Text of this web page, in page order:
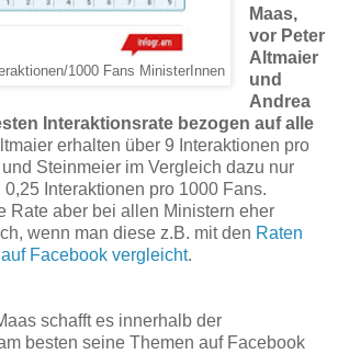
1000 Fans MinisterInnen
Maas,
vor Peter
Altmaier
und
Andrea
Interaktionsrate bezogen auf alle
erhalten über 9 Interaktionen pro
Steinmeier im Vergleich dazu nur
0,25 Interaktionen pro 1000 Fans.
Rate aber bei allen Ministern eher
wenn man diese z.B. mit den Raten
Facebook vergleicht.
schafft es innerhalb der
besten seine Themen auf Facebook